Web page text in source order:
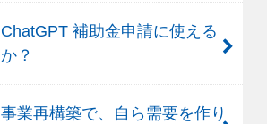
ChatGPT 補助金申請に使える
か？
事業再構築で、自ら需要を作り